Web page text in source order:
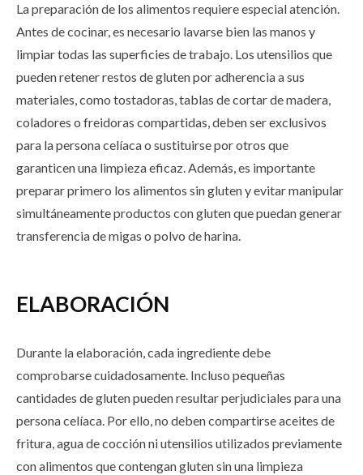
La preparación de los alimentos requiere especial atención.
Antes de cocinar, es necesario lavarse bien las manos y
limpiar todas las superficies de trabajo. Los utensilios que
pueden retener restos de gluten por adherencia a sus
materiales, como tostadoras, tablas de cortar de madera,
coladores o freidoras compartidas, deben ser exclusivos
para la persona celíaca o sustituirse por otros que
garanticen una limpieza eficaz. Además, es importante
preparar primero los alimentos sin gluten y evitar manipular
simultáneamente productos con gluten que puedan generar
transferencia de migas o polvo de harina.
ELABORACIÓN
Durante la elaboración, cada ingrediente debe
comprobarse cuidadosamente. Incluso pequeñas
cantidades de gluten pueden resultar perjudiciales para una
persona celíaca. Por ello, no deben compartirse aceites de
fritura, agua de cocción ni utensilios utilizados previamente
con alimentos que contengan gluten sin una limpieza